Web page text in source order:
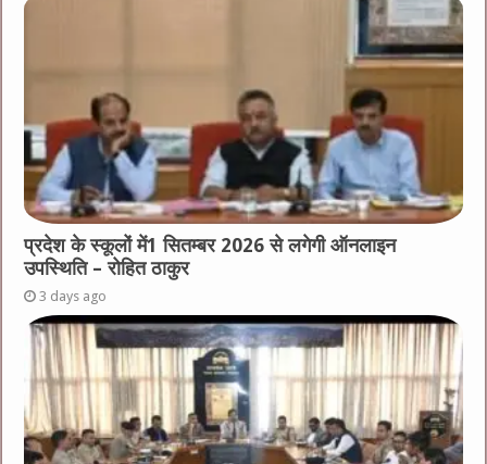
प्रदेश के स्कूलों में1 सितम्बर 2026 से लगेगी ऑनलाइन
उपस्थिति – रोहित ठाकुर
3 days ago